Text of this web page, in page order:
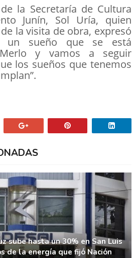
la Secretaría de Cultura
Junín, Sol Uría, quien
la visita de obra, expresó
un sueño que se está
y vamos a seguir
los sueños que tenemos
sube hasta un 30% en San Luis
de la energía que fijó Nación